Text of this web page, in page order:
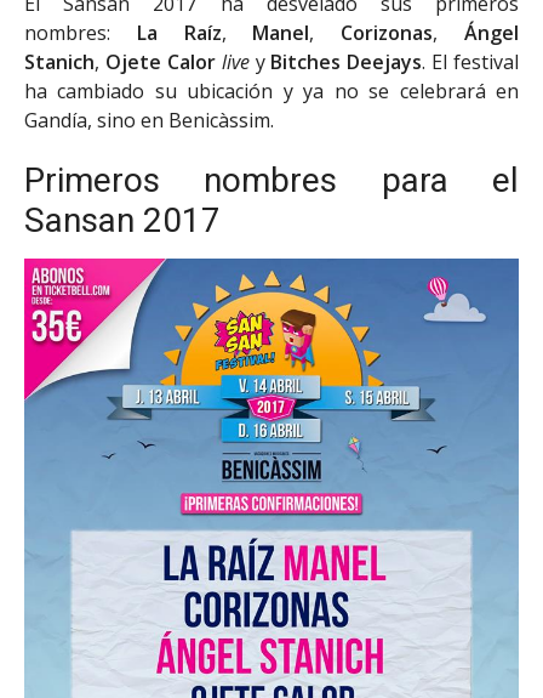
nombres: La Raíz, Manel, Corizonas,Ángel
Stanich, Ojete Calor livey Bitches Deejays. El festival
ha cambiado su ubicación y ya no se celebrará en
Gandía, sino en Benicàssim.
Primeros nombres para el
Sansan 2017